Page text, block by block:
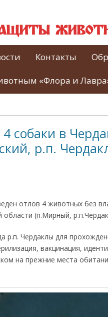
Контакты
«Флора и
собаки в
р.п.
отлов 4 животных без
области (п.Мирный,
Чердаклы для
вакцинация,
на прежние места